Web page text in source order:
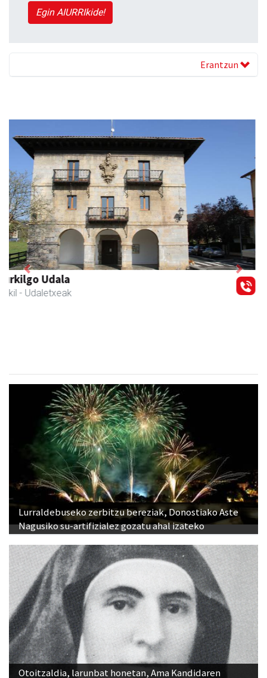
Egin AIURRIkide!
Erantzun
Previous Next
Lurraldebuseko zerbitzu bereziak, Donostiako Aste
Nagusiko su-artifizialez gozatu ahal izateko
Otoitzaldia, larunbat honetan, Ama Kandidaren